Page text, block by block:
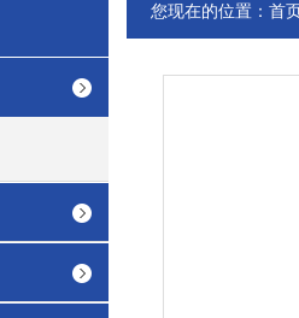
您现在的位置： 首